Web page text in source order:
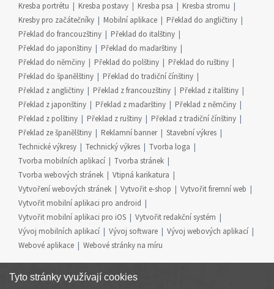
Kresba portrétu
Kresba postavy Kresba psa
Kresba stromu
Kresby pro začátečníky
Mobilní aplikace
Překlad do angličtiny
Překlad do francouzštiny
Překlad do italštiny
Překlad do japonštiny
Překlad do maďarštiny
Překlad do němčiny
Překlad do polštiny
Překlad do ruštiny
Překlad do španělštiny
Překlad do tradiční čínštiny
Překlad z angličtiny
Překlad z francouzštiny
Překlad z italštiny
Překlad z japonštiny
Překlad z maďarštiny
Překlad z němčiny
Překlad z polštiny
Překlad z ruštiny
Překlad z tradiční čínštiny
Překlad ze španělštiny
Reklamní banner
Stavební výkres
Technické výkresy
Technický výkres
Tvorba loga
Tvorba mobilních aplikací
Tvorba stránek
Tvorba webových stránek
Vtipná karikatura
Vytvoření webových stránek
Vytvořit e-shop
Vytvořit firemní web
Vytvořit mobilní aplikaci pro android
Vytvořit mobilní aplikaci pro iOS
Vytvořit redakční systém
Vývoj mobilních aplikací
Vývoj software
Vývoj webových aplikací
Webové aplikace
Webové stránky na míru
Tyto stránky využívají cookies